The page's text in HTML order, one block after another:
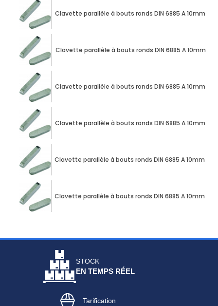
Clavette parallèle à bouts ronds DIN 6885 A 10mm X
Clavette parallèle à bouts ronds DIN 6885 A 10mm X
Clavette parallèle à bouts ronds DIN 6885 A 10mm X
Clavette parallèle à bouts ronds DIN 6885 A 10mm X
Clavette parallèle à bouts ronds DIN 6885 A 10mm X
Clavette parallèle à bouts ronds DIN 6885 A 10mm X
STOCK
EN TEMPS RÉEL
Tarification